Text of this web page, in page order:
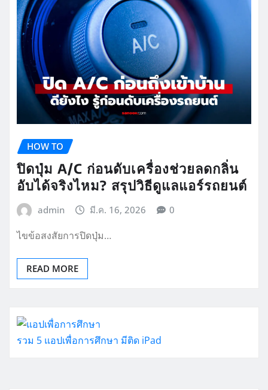
HOW TO
ปิดปุ่ม A/C ก่อนดับเครื่องช่วยลดกลิ่น
อับได้จริงไหม? สรุปวิธีดูแลแอร์รถยนต์
admin มี.ค. 16, 2026 0
ไขข้อสงสัยการปิดปุ่ม…
READ MORE
รวม 5 แอปเพื่อการศึกษา มีติด iPad